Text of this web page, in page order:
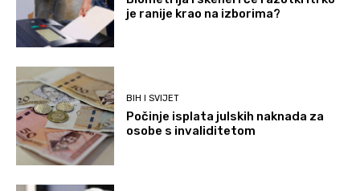
je ranije krao na izborima?
BIH I SVIJET
Počinje isplata julskih naknada za
osobe s invaliditetom